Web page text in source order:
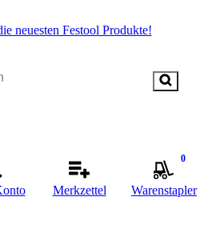
neuesten Festool Produkte!
Merkzettel
0
Warenstapler